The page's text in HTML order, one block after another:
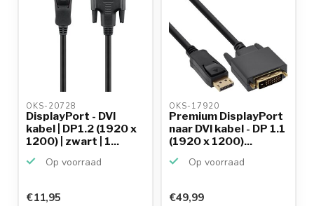
OKS-20728
DisplayPort - DVI
kabel | DP1.2 (1920 x
1200) | zwart | 1...
Op voorraad
€11,95
OKS-17920
Premium DisplayPort
naar DVI kabel - DP 1.1
(1920 x 1200)...
Op voorraad
€49,99